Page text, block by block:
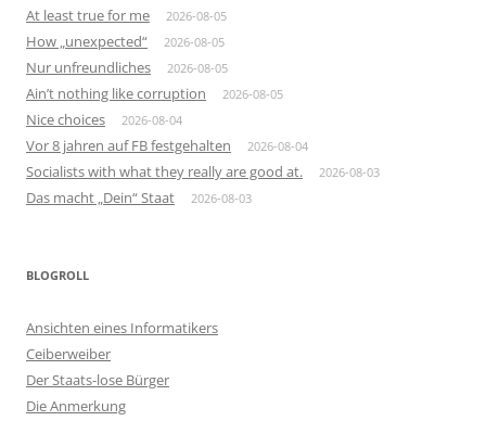
At least true for me 2026-08-05
How „unexpected“ 2026-08-05
Nur unfreundliches 2026-08-05
Ain’t nothing like corruption 2026-08-05
Nice choices 2026-08-04
Vor 8 jahren auf FB festgehalten 2026-08-04
Socialists with what they really are good at. 2026-08-03
Das macht „Dein“ Staat 2026-08-03
BLOGROLL
Ansichten eines Informatikers
Ceiberweiber
Der Staats-lose Bürger
Die Anmerkung